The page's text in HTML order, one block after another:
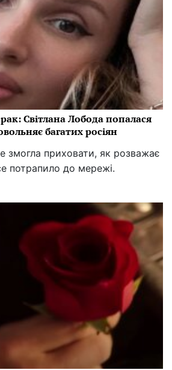
Світлана Лобода попалася
багатих росіян
змогла приховати, як розважає
потрапило до мережі.